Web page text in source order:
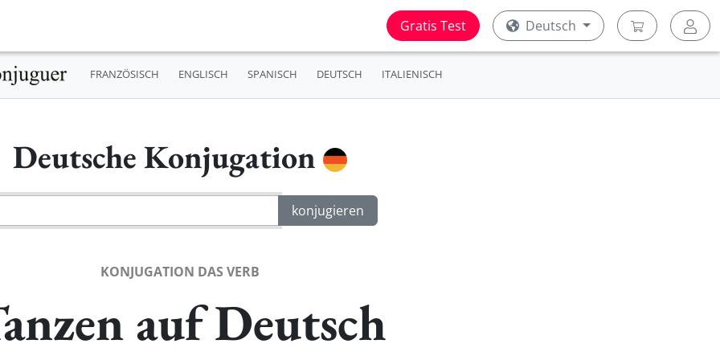
Gratis Test Deutsch
FRANZÖSISCH ENGLISCH SPANISCH DEUTSCH ITALIENISCH
Deutsche Konjugation
KONJUGATION DAS VERB
auf Deutsch